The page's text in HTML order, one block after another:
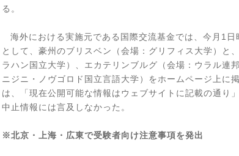
る。
海外における実施元である国際交流基金では、今月 1 日
として、豪州のブリスベン（会場：グリフィス大学）と
ラハン国立大学）、エカテリンブルグ（会場：ウラル連
ニジニ・ノヴゴロド国立言語大学）をホームページ上に
は、「現在公開可能な情報はウェブサイトに記載の通り
中止情報には言及しなかった。
※北京・上海・広東で受験者向け注意事項を発出